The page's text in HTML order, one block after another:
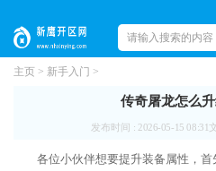
主页 > 新手入门 >
传奇屠龙怎么
发布时间 : 2026-05-15 08:31
各位小伙伴想要提升装备属性，